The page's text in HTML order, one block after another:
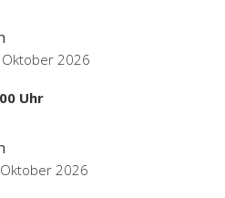
Oktober 2026
Uhr
2026